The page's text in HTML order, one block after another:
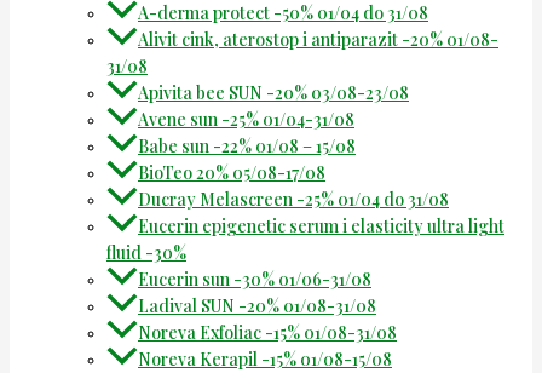
A-derma protect -50% 01/04 do 31/08
Alivit cink, aterostop i antiparazit -20% 01/08-
31/08
Apivita bee SUN -20% 03/08-23/08
Avene sun -25% 01/04-31/08
Babe sun -22% 01/08 – 15/08
BioTeo 20% 05/08-17/08
Ducray Melascreen -25% 01/04 do 31/08
Eucerin epigenetic serum i elasticity ultra light
fluid -30%
Eucerin sun -30% 01/06-31/08
Ladival SUN -20% 01/08-31/08
Noreva Exfoliac -15% 01/08-31/08
Noreva Kerapil -15% 01/08-15/08